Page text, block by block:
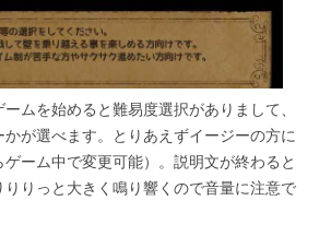
ムを始めると難易度選択がありまして、
かが選べます。とりあえずイージーの方に
ゲーム中で変更可能）。説明文が終わると
りりっと大きく鳴り響くので音量に注意で